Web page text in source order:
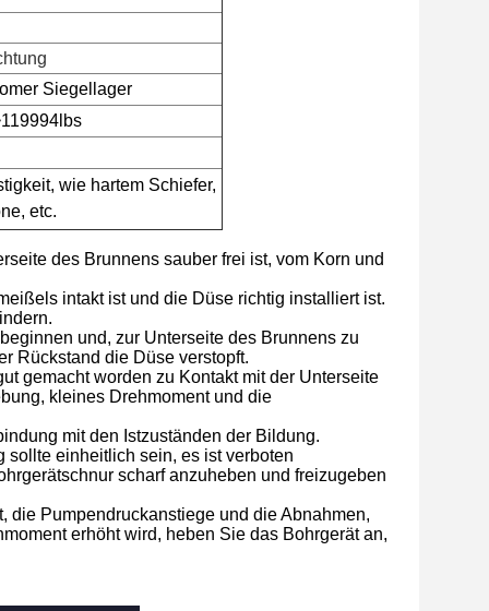
Siegellager
wie hartem Schiefer,
etc.
des Brunnens sauber frei ist, vom Korn und
intakt ist und die Düse richtig installiert ist.
und, zur Unterseite des Brunnens zu
Rückstand die Düse verstopft.
gemacht worden zu Kontakt mit der Unterseite
kleines Drehmoment und die
mit den Istzuständen der Bildung.
sollte einheitlich sein, es ist verboten
scharf anzuheben und freizugeben
die Pumpendruckanstiege und die Abnahmen,
erhöht wird, heben Sie das Bohrgerät an,